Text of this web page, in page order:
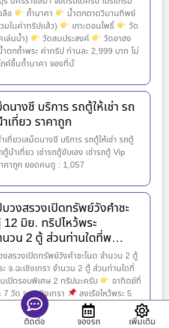
ลือ ถ้ำนาคา
น้ำตกตาดวิมานทิพย์
ในค่าทริปแล้ว)
เกาะดอนโพธิ์
วัด
ล่นน้ำ)
วัดสมประสงค์
วัดอาฮง
ำตกถ้ำพระ ค่าทริป ท่านละ 2,999 บาท ไม่
ค์ขึ้นถ้ำนาคา จองที่นั่
นางชี บริการ รถตู้ให้เช่า รถ
เที่ยว ราคาถูก
เที่ยวเสม็ดนางชี บริการ รถตู้ให้เช่า รถตู้
นำเที่ยว เช่ารถตู้ขับเอง เช่ารถตู้ Vip
คาถูก ยอดคนดู : 1,057
วงสรวงเปิดทรัพย์วังคำชะ
มิย. ทริปไหว้พระ
นวน 2 ตู้ ส่วนท่านใดที่พ…
สรวงเปิดทรัพย์วังคำชะโนด จำนวน 2 ตู้
จ.ฉะเชิงเทรา จำนวน 2 ตู้ ส่วนท่านใดที่
ปิดรอบพิเศษ 2 ทริปนะครับ
อาทิตย์ที่
7 วัด จ.ฉะเชิงเทรา
ลงเรือไหว้พระ 5
เพจหาแอดมินครับ ดูเพิ่มเติม :
1535489610071933/posts/32
ติดต่อ จองรถ เพิ่มเติม